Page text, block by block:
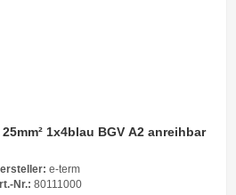
1x4blau BGV A2 anreihbar
e-term
Nr.: 80111000